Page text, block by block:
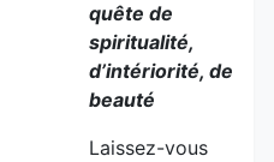
quête de
spiritualité,
d’intériorité, de
beauté
Laissez-vous